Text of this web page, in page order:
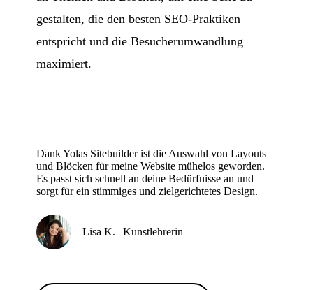
gestalten, die den besten SEO-Praktiken
entspricht und die Besucherumwandlung
maximiert.
Dank Yolas Sitebuilder ist die Auswahl von Layouts
und Blöcken für meine Website mühelos geworden.
Es passt sich schnell an deine Bedürfnisse an und
sorgt für ein stimmiges und zielgerichtetes Design.
Lisa K. | Kunstlehrerin